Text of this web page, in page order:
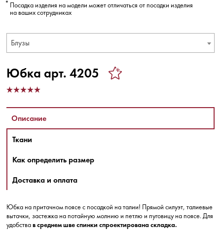
Посадка изделия на модели может отличаться от посадки изделия
на ваших сотрудниках
Блузы
Юбка арт. 4205
Описание
Ткани
Как определить размер
Доставка и оплата
Юбка на притачном поясе с посадкой на талии! Прямой силуэт, талиевые
вытачки, застежка на потайную молнию и петлю и пуговицу на поясе. Для
удобствавсреднем шве спинки спроектирована складка.